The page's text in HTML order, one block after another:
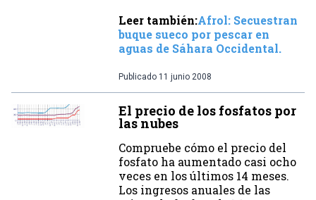
Leer también:Afrol: Secuestran
buque sueco por pescar en
aguas de Sáhara Occidental.
Publicado 11 junio 2008
El precio de los fosfatos por
las nubes
Compruebe cómo el precio del
fosfato ha aumentado casi ocho
veces en los últimos 14 meses.
Los ingresos anuales de las